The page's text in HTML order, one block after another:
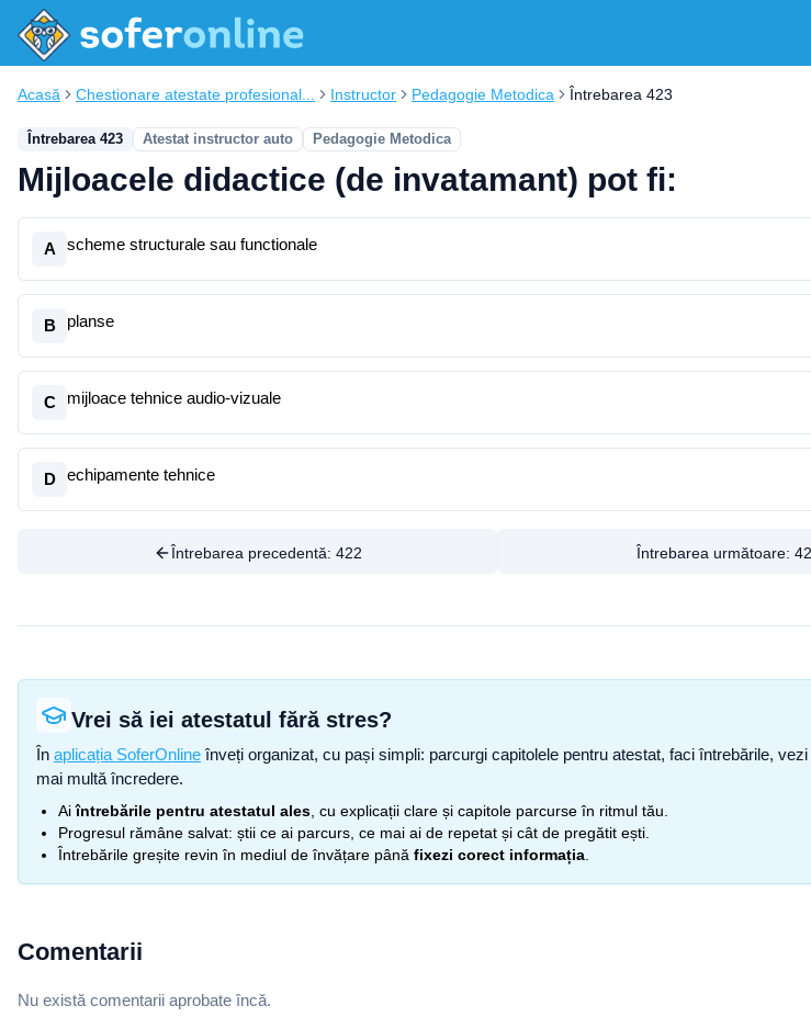
Acasă Chestionare atestate profesional... Instructor Pedagogie Metodica Întrebarea 423
Întrebarea 423 Atestat instructor auto Pedagogie Metodica
Mijloacele didactice (de invatamant) pot fi:
A scheme structurale sau functionale
B planse
C mijloace tehnice audio-vizuale
D echipamente tehnice
Întrebarea precedentă: 422 Întrebarea următoare:
Vrei să iei atestatul fără stres?
În aplicația SoferOnline înveți organizat, cu pași simpli: parcurgi capitolele pentru atestat, faci întrebările,
mai multă încredere.
Aiîntrebările pentru atestatul ales , cu explicații clare și capitole parcurse în ritmul tău.
Progresul rămâne salvat: știi ce ai parcurs, ce mai ai de repetat și cât de pregătit ești.
Întrebările greșite revin în mediul de învățare până fixezi corect informația
Comentarii
Nu există comentarii aprobate încă.